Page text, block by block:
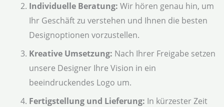
Individuelle Beratung: Wir hören genau hin, um
Ihr Geschäft zu verstehen und Ihnen die besten
Designoptionen vorzustellen.
Kreative Umsetzung: Nach Ihrer Freigabe setzen
unsere Designer Ihre Vision in ein
beeindruckendes Logo um.
Fertigstellung und Lieferung: In kürzester Zeit